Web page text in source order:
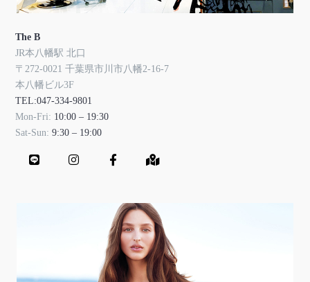
The B
JR本八幡駅 北口
〒272-0021 千葉県市川市八幡2-16-7
本八幡ビル3F
TEL:047-334-9801
Mon-Fri: 10:00 – 19:30
Sat-Sun:9:30 – 19:00